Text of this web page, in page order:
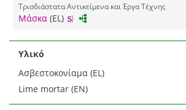
Τρισδιάστατα Αντικείμενα και Έργα Τέχνης
Μάσκα (EL)
Υλικό
Ασβεστοκονίαμα (EL)
Lime mortar (EN)